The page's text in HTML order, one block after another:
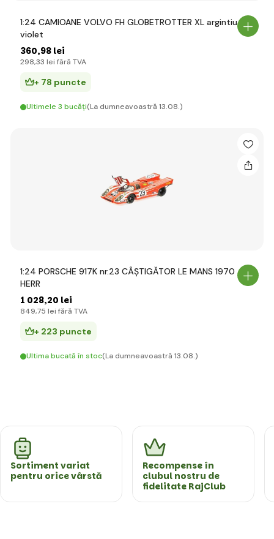
1:24 CAMIOANE VOLVO FH GLOBETROTTER XL argintiu și
violet
360,98 lei
298,33 lei fără TVA
+ 78 puncte
Ultimele 3 bucăți(La dumneavoastră 13.08.)
1:24 PORSCHE 917K nr.23 CÂȘTIGĂTOR LE MANS 1970
HERR
1 028,20 lei
849,75 lei fără TVA
+ 223 puncte
Ultima bucată în stoc(La dumneavoastră 13.08.)
Sortiment variat
pentru orice vârstă
Recompense în
clubul nostru de
fidelitate RajClub